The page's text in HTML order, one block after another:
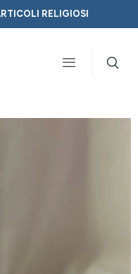
RELIGIOSI